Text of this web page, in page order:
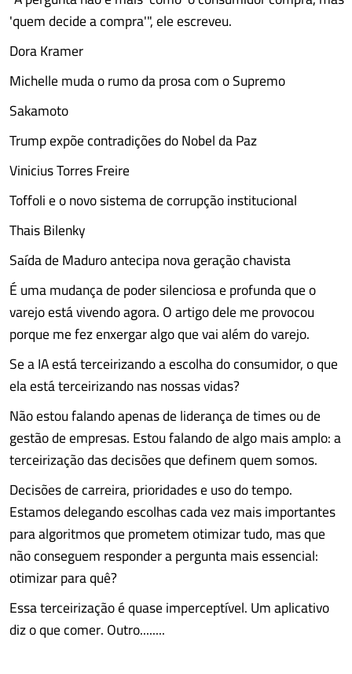
'quem decide a compra'", ele escreveu.
Dora Kramer
Michelle muda o rumo da prosa com o Supremo
Sakamoto
Trump expõe contradições do Nobel da Paz
Vinicius Torres Freire
Toffoli e o novo sistema de corrupção institucional
Thais Bilenky
Saída de Maduro antecipa nova geração chavista
É uma mudança de poder silenciosa e profunda que o
varejo está vivendo agora. O artigo dele me provocou
porque me fez enxergar algo que vai além do varejo.
Se a IA está terceirizando a escolha do consumidor, o que
ela está terceirizando nas nossas vidas?
Não estou falando apenas de liderança de times ou de
gestão de empresas. Estou falando de algo mais amplo: a
terceirização das decisões que definem quem somos.
Decisões de carreira, prioridades e uso do tempo.
Estamos delegando escolhas cada vez mais importantes
para algoritmos que prometem otimizar tudo, mas que
não conseguem responder a pergunta mais essencial:
otimizar para quê?
Essa terceirização é quase imperceptível. Um aplicativo
diz o que comer. Outro........